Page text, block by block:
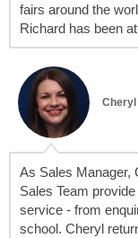
fairs around the
Richard has been
Cheryl
As Sales Manager,
Sales Team
service - from
school. Cheryl